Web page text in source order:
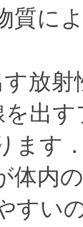
質に
放
を出
ます
体内
すい